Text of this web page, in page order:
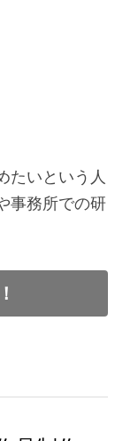
たいという人
事務所での研